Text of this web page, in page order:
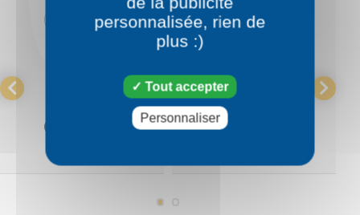
Carapuce
Pokémon
Carabaffe
personnalisée, rien de
plus :)
Tout accepter
Personnaliser